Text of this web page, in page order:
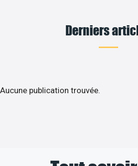
Derniers
Aucune publication trouvée.